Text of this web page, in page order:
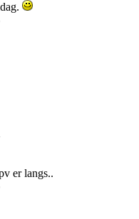
er langs..